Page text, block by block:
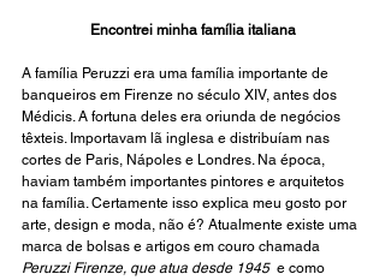
Encontrei minha família italiana
A família Peruzzi era uma família importante de
banqueiros em Firenze no século XIV, antes dos
Médicis. A fortuna deles era oriunda de negócios
têxteis. Importavam lã inglesa e distribuíam nas
cortes de Paris, Nápoles e Londres. Na época,
haviam também importantes pintores e arquitetos
na família. Certamente isso explica meu gosto por
arte, design e moda, não é? Atualmente existe uma
marca de bolsas e artigos em couro chamada
Peruzzi Firenze, que atua desde 1945 e como